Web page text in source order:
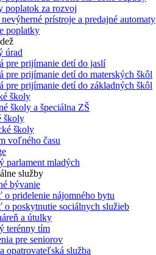
poplatok za rozvoj
prístroje a predajné automaty
poplatky
úrad
pre prijímanie detí do jaslí
pre prijímanie detí do materských škôl
pre prijímanie detí do základných škôl
školy
školy a špeciálna ZŠ
školy
školy
voľného času
parlament mladých
služby
bývanie
o pridelenie nájomného bytu
o poskytnutie sociálnych služieb
a útulky
terénny tím
pre seniorov
opatrovateľská služba